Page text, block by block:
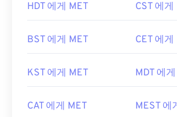
HDT 에게 MET CST 에게
BST 에게 MET CET 에게
KST 에게 MET MDT 에
CAT 에게 MET MEST 에